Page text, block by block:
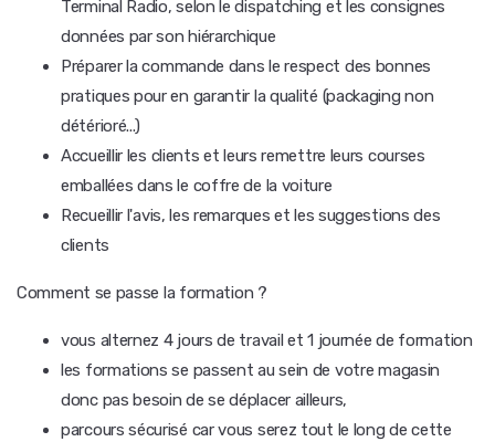
Terminal Radio, selon le dispatching et les consignes
données par son hiérarchique
Préparer la commande dans le respect des bonnes
pratiques pour en garantir la qualité (packaging non
détérioré...)
Accueillir les clients et leurs remettre leurs courses
emballées dans le coffre de la voiture
Recueillir l'avis, les remarques et les suggestions des
clients
Comment se passe la formation ?
vous alternez 4 jours de travail et 1 journée de formation
les formations se passent au sein de votre magasin
donc pas besoin de se déplacer ailleurs,
parcours sécurisé car vous serez tout le long de cette